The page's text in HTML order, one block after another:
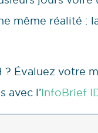
même réalité :
Évaluez votre
avec l’InfoBrief